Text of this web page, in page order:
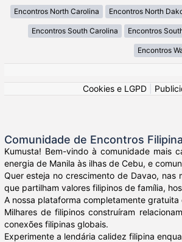
Encontros North Carolina Encontros North
Encontros South Carolina Encontros
Encontros
Cookies e LGPD
Comunidade de Encontros
Kumusta! Bem-vindo à comunidade mais
energia de Manila às ilhas de Cebu, e
Quer esteja no crescimento de Davao,
que partilham valores filipinos de família,
A nossa plataforma completamente
Milhares de filipinos construíram
conexões filipinas globais.
Experimente a lendária calidez filipina